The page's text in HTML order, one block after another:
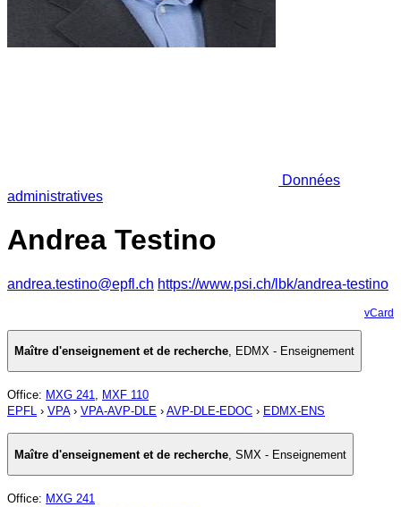
Données
administratives
Andrea Testino
andrea.testino@epfl.ch https://www.psi.ch/lbk/andrea-testino
vCard
Maître d'enseignement et de recherche, EDMX - Enseignement
Office: MXG 241, MXF 110
EPFL › VPA› VPA-AVP-DLE › AVP-DLE-EDOC › EDMX-ENS
Maître d'enseignement et de recherche SMX - Enseignement
Office: MXG 241